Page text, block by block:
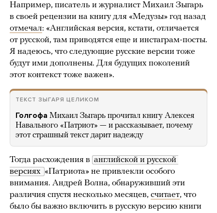
Например, писатель и журналист Михаил Зыгарь
в своей рецензии на книгу для «Медузы» год назад
отмечал: «Английская версия, кстати, отличается
от русской, там приводятся еще и инстаграм-посты.
Я надеюсь, что следующие русские версии тоже
будут ими дополнены. Для будущих поколений
этот контекст тоже важен».
ТЕКСТ ЗЫГАРЯ ЦЕЛИКОМ
Голгофа Михаил Зыгарь прочитал книгу Алексея
Навального «Патриот» — и рассказывает, почему
этот страшный текст дарит надежду
Тогда расхождения в английской и русской
версиях «Патриота» не привлекли особого
внимания. Андрей Волна, обнаруживший эти
различия спустя несколько месяцев, считает, что
было бы важно включить в русскую версию книги